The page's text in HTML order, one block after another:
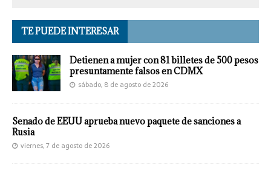
TE PUEDE INTERESAR
Detienen a mujer con 81 billetes de 500 pesos
presuntamente falsos en CDMX
sábado, 8 de agosto de 2026
Senado de EEUU aprueba nuevo paquete de sanciones a
Rusia
viernes, 7 de agosto de 2026